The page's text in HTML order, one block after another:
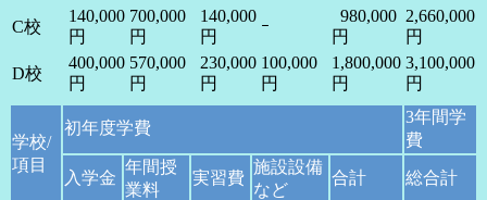
C校
140,000
円
700,000
円
140,000
円
ｰ
980,000
円
2,660,000
円
D校
400,000
円
570,000
円
230,000
円
100,000
円
1,800,000
円
3,100,000
円
学校/
項目
初年度学費
3年間学
費
入学金
年間授
業料
実習費
施設設備
など
合計 総合計